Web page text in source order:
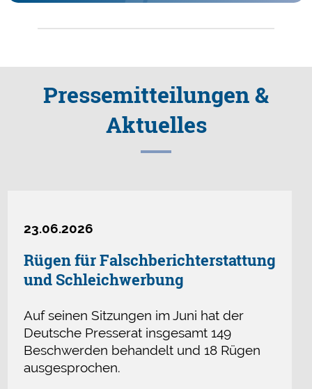
Presse­mitteilungen &
Aktuelles
23.06.2026
Rügen für Falschberichterstattung
und Schleichwerbung
Auf seinen Sitzungen im Juni hat der
Deutsche Presserat insgesamt 149
Beschwerden behandelt und 18 Rügen
ausgesprochen.